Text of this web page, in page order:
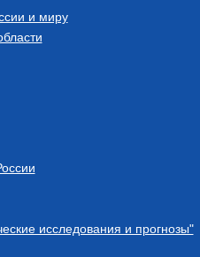
и миру
исследования и прогнозы"